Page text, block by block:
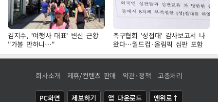
김지수, '여행사 대표' 변신 근황
"가볼 만하니…"
축구협회 '성접대' 감사보고서 나
왔다…월드컵·올림픽 심판 포함
회사소개 제휴/컨텐츠 판매 약관·정책 고충처리
PC화면 제보하기 앱 다운로드 맨위로↑